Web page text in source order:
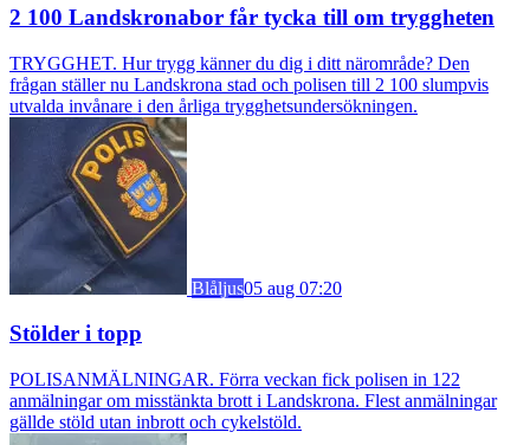
2 100 Landskronabor får tycka till om tryggheten
TRYGGHET. Hur trygg känner du dig i ditt närområde? Den
frågan ställer nu Landskrona stad och polisen till 2 100 slumpvis
utvalda invånare i den årliga trygghetsundersökningen.
Blåljus05 aug 07:20
Stölder i topp
POLISANMÄLNINGAR. Förra veckan fick polisen in 122
anmälningar om misstänkta brott i Landskrona. Flest anmälningar
gällde stöld utan inbrott och cykelstöld.